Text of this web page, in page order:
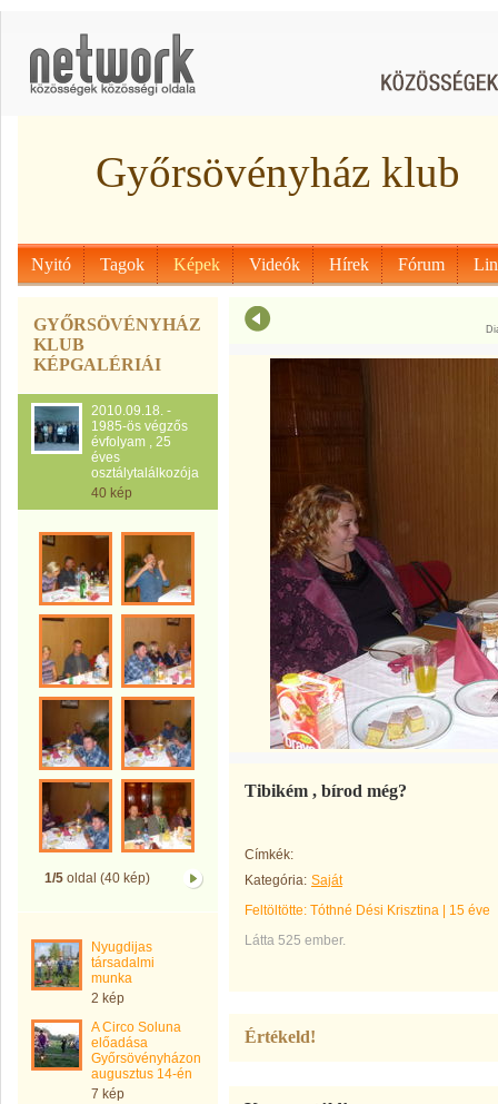
Győrsövényház klub
Nyitó Tagok Képek Videók Hírek Fórum
GYŐRSÖVÉNYHÁZ
KLUB
KÉPGALÉRIÁI
2010.09.18. -
1985-ös végzős
évfolyam , 25
éves
osztálytalálkozója
40 kép
1/5oldal (40 kép)
Nyugdijas
társadalmi
munka
2 kép
A Circo Soluna
előadása
Győrsövényházon
augusztus 14-én
7 kép
Tibikém , bírod még?
Címkék:
Kategória: Saját
Feltöltötte: Tóthné Dési Krisztina
15 éve
Látta 525 ember.
Értékeld!